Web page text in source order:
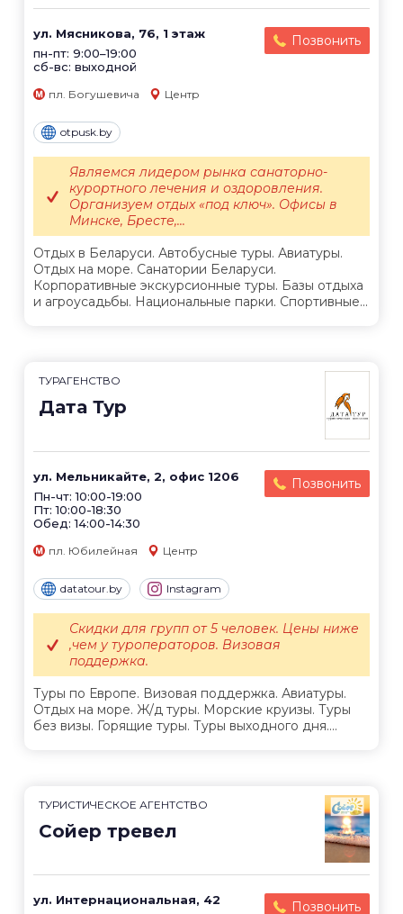
ул. Мясникова, 76, 1 этаж
пн-пт: 9:00–19:00
сб-вс: выходной
Позвонить
пл. Богушевича Центр
otpusk.by
Отдых в Беларуси. Автобусные туры. Авиатуры.
Отдых на море. Санатории Беларуси.
Корпоративные экскурсионные туры. Базы отдыха
и агроусадьбы. Национальные парки. Спортивные...
Являемся лидером рынка санаторно-
курортного лечения и оздоровления.
Организуем отдых «под ключ». Офисы в
Минске, Бресте,...
ТУРАГЕНСТВО
Дата Тур
ул. Мельникайте, 2, офис 1206
Пн-чт: 10:00-19:00
Пт: 10:00-18:30
Обед: 14:00-14:30
Позвонить
пл. Юбилейная Центр
datatour.by Instagram
Туры по Европе. Визовая поддержка. Авиатуры.
Отдых на море. Ж/д туры. Морские круизы. Туры
без визы. Горящие туры. Туры выходного дня....
Скидки для групп от 5 человек. Цены ниже
,чем у туроператоров. Визовая
поддержка.
ТУРИСТИЧЕСКОЕ АГЕНТСТВО
Сойер тревел
ул. Интернациональная, 42
Позвонить